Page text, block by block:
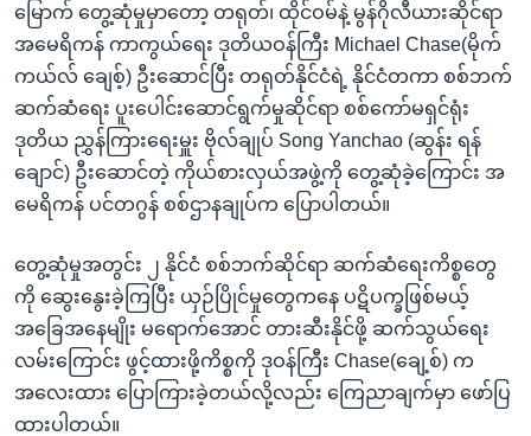
မြောက် တွေ့ဆုံမှုမှာတော့ တရုတ်၊ ထိုင်ဝမ်နဲ့ မွန်ဂိုလီယားဆိုင်ရာ
အမေရိကန် ကာကွယ်ရေး ဒုတိယဝန်ကြီး Michael Chase(မိုက်
ကယ်လ် ချေစ့်) ဦးဆောင်ပြီး တရုတ်နိုင်ငံရဲ့ နိုင်ငံတကာ စစ်ဘက်
ဆက်ဆံရေး ပူးပေါင်းဆောင်ရွက်မှုဆိုင်ရာ စစ်ကော်မရှင်ရုံး
ဒုတိယ ညွှန်ကြားရေးမှူး ဗိုလ်ချုပ် Song Yanchao (ဆွန်း ရန်
ချောင်) ဦးဆောင်တဲ့ ကိုယ်စားလှယ်အဖွဲ့ကို တွေ့ဆုံခဲ့ကြောင်း အ
မေရိကန် ပင်တဂွန် စစ်ဌာနချုပ်က ပြောပါတယ်။
တွေ့ဆုံမှုအတွင်း ၂ နိုင်ငံ စစ်ဘက်ဆိုင်ရာ ဆက်ဆံရေးကိစ္စတွေ
ကို ဆွေးနွေးခဲ့ကြပြီး ယှဉ်ပြိုင်မှုတွေကနေ ပဋိပက္ခဖြစ်မယ့်
အခြေအနေမျိုး မရောက်အောင် တားဆီးနိုင်ဖို့ ဆက်သွယ်ရေး
လမ်းကြောင်း ဖွင့်ထားဖို့ကိစ္စကို ဒုဝန်ကြီး Chase(ချေ့စ်) က
အလေးထား ပြောကြားခဲ့တယ်လို့လည်း ကြေညာချက်မှာ ဖော်ပြ
ထားပါတယ်။